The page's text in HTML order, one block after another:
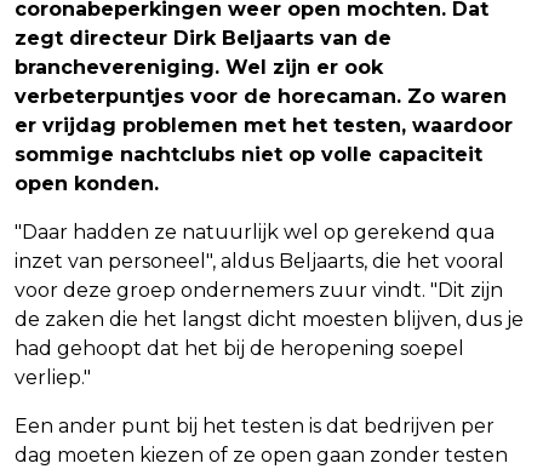
coronabeperkingen weer open mochten. Dat
zegt directeur Dirk Beljaarts van de
branchevereniging. Wel zijn er ook
verbeterpuntjes voor de horecaman. Zo waren
er vrijdag problemen met het testen, waardoor
sommige nachtclubs niet op volle capaciteit
open konden.
"Daar hadden ze natuurlijk wel op gerekend qua
inzet van personeel", aldus Beljaarts, die het vooral
voor deze groep ondernemers zuur vindt. "Dit zijn
de zaken die het langst dicht moesten blijven, dus je
had gehoopt dat het bij de heropening soepel
verliep."
Een ander punt bij het testen is dat bedrijven per
dag moeten kiezen of ze open gaan zonder testen